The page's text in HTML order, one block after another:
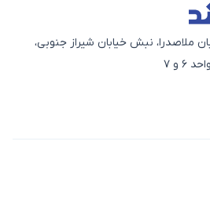
ملاصدرا، نبش خیابان شیراز جنوبی،